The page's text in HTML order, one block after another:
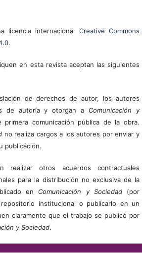
licencia internacional Creative Commons
.
en esta revista aceptan las siguientes
de derechos de autor, los autores
de autoría y otorgan a Comunicación y
comunicación pública de la obra.
no realiza cargos a los autores por enviar y
publicación.
realizar otros acuerdos contractuales
para la distribución no exclusiva de la
en Comunicación y Sociedad(por
institucional o publicarlo en un
claramente que el trabajo se publicó por
y Sociedad.